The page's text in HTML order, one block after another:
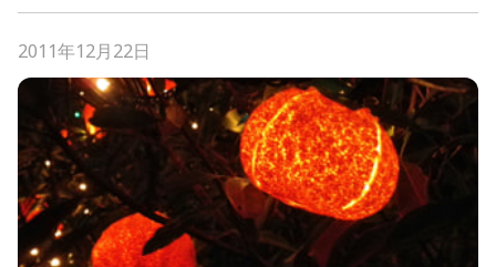
2011年12月22日